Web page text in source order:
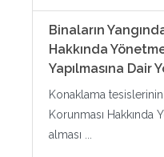
Binaların
Hakkında
Yapılmasına Dair
Konaklama tesislerinin
Korunması Hakkında
alması ...